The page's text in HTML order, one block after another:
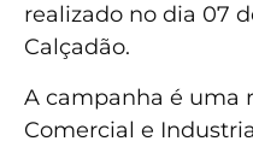
realizado no dia 07
Calçadão.
A campanha é uma
Comercial e